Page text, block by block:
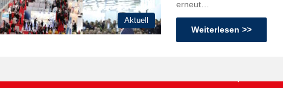
Aktuell
erneut…
Weiterlesen >>